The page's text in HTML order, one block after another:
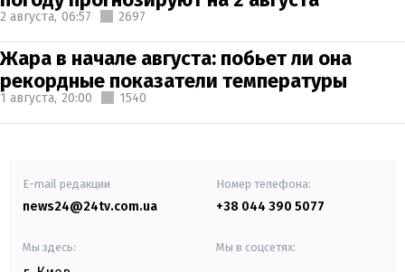
2 августа, 06:57 2697
Жара в начале августа: побьет ли она
рекордные показатели температуры
1 августа, 20:00 1540
E-mail редакции
news24@24tv.com.ua
Номер телефона:
+38 044 390 5077
Мы здесь: Мы в соцсетях: